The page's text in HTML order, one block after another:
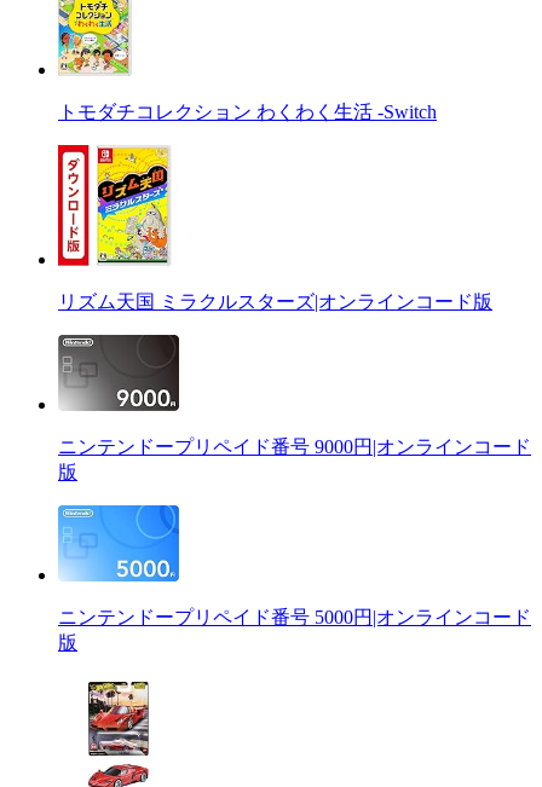
トモダチコレクション わくわく生活 -Switch
リズム天国 ミラクルスターズ|オンラインコード版
ニンテンドープリペイド番号 9000円|オンラインコード
版
ニンテンドープリペイド番号 5000円|オンラインコード
版